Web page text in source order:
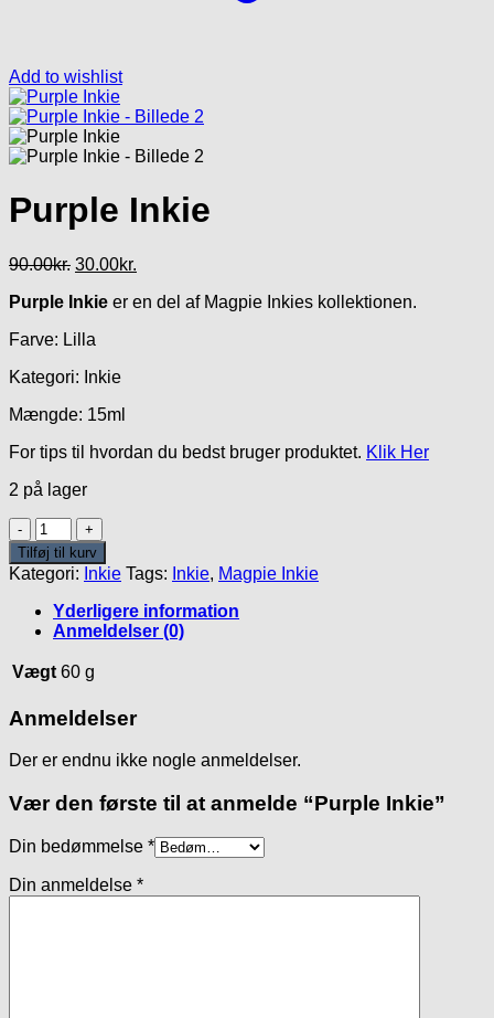
Add to wishlist
Purple Inkie
90.00kr. Den
pris
90.00kr..
30.00kr.
pris
Purple Inkie er en del af Magpie Inkies kollektionen.
Farve: Lilla
Kategori: Inkie
Mængde: 15ml
For tips til hvordan du bedst bruger produktet. Klik Her
2 på lager
Purple
Inkie
antal
Tilføj til kurv
Kategori: Inkie Tags: Inkie, Magpie Inkie
Yderligere information
Anmeldelser (0)
Vægt 60 g
Anmeldelser
Der er endnu ikke nogle anmeldelser.
Vær den første til at anmelde “Purple Inkie”
Din bedømmelse *
Din anmeldelse *